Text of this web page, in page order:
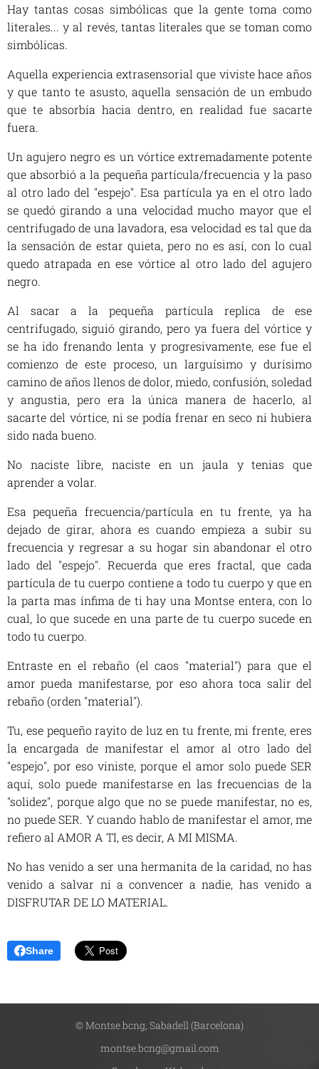
Hay tantas cosas simbólicas que la gente toma como
literales... y al revés, tantas literales que se toman como
simbólicas.
Aquella experiencia extrasensorial que viviste hace años
y que tanto te asusto, aquella sensación de un embudo
que te absorbía hacia dentro, en realidad fue sacarte
fuera.
Un agujero negro es un vórtice extremadamente potente
que absorbió a la pequeña partícula/frecuencia y la paso
al otro lado del "espejo". Esa partícula ya en el otro lado
se quedó girando a una velocidad mucho mayor que el
centrifugado de una lavadora, esa velocidad es tal que da
la sensación de estar quieta, pero no es así, con lo cual
quedo atrapada en ese vórtice al otro lado del agujero
negro.
Al sacar a la pequeña partícula replica de ese
centrifugado, siguió girando, pero ya fuera del vórtice y
se ha ido frenando lenta y progresivamente, ese fue el
comienzo de este proceso, un larguísimo y durísimo
camino de años llenos de dolor, miedo, confusión, soledad
y angustia, pero era la única manera de hacerlo, al
sacarte del vórtice, ni se podía frenar en seco ni hubiera
sido nada bueno.
No naciste libre, naciste en un jaula y tenias que
aprender a volar.
Esa pequeña frecuencia/partícula en tu frente, ya ha
dejado de girar, ahora es cuando empieza a subir su
frecuencia y regresar a su hogar sin abandonar el otro
lado del "espejo". Recuerda que eres fractal, que cada
partícula de tu cuerpo contiene a todo tu cuerpo y que en
la parta mas ínfima de ti hay una Montse entera, con lo
cual, lo que sucede en una parte de tu cuerpo sucede en
todo tu cuerpo.
Entraste en el rebaño (el caos "material") para que el
amor pueda manifestarse, por eso ahora toca salir del
rebaño (orden "material").
Tu, ese pequeño rayito de luz en tu frente, mi frente, eres
la encargada de manifestar el amor al otro lado del
"espejo", por eso viniste, porque el amor solo puede SER
aquí, solo puede manifestarse en las frecuencias de la
"solidez", porque algo que no se puede manifestar, no es,
no puede SER. Y cuando hablo de manifestar el amor, me
refiero al AMOR A TI, es decir, A MI MISMA.
No has venido a ser una hermanita de la caridad, no has
venido a salvar ni a convencer a nadie, has venido a
DISFRUTAR DE LO MATERIAL.
Share
© Montse.bcng, Sabadell (Barcelona)
montse.bcng@gmail.com